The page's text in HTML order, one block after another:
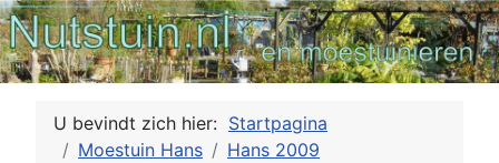
U bevindt zich hier: Startpagina
Moestuin Hans
Hans 2009